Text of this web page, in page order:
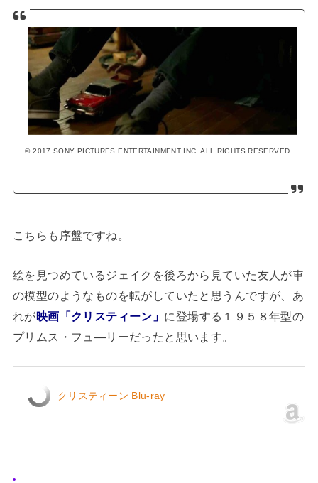
© 2017 SONY PICTURES ENTERTAINMENT INC. ALL RIGHTS RESERVED.
こちらも序盤ですね。
絵を見つめているジェイクを後ろから見ていた友人が車
の模型のようなものを転がしていたと思うんですが、あ
れが映画「クリスティーン」 に登場する１９５８年型の
プリムス・フュ―リーだったと思います。
クリスティーン Blu-ray